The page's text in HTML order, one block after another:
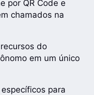
por QR Code e
chamados na
do
em um único
para